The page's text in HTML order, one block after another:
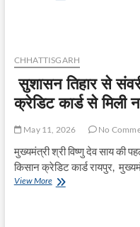
बांधकर
डंडे
और
से
CHHATTISGARH
सुशासन तिहार से
क्रेडिट कार्ड से मिली
May 11, 2026 No
मुख्यमंत्री श्री विष्णु देव साय की
किसान क्रेडिट कार्ड रायपुर,
View Moreसुशासन